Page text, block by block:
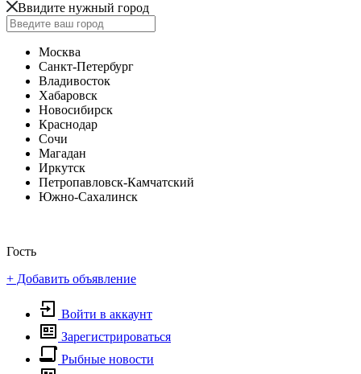
Ввидите нужный город
Москва
Санкт-Петербург
Владивосток
Хабаровск
Новосибирск
Краснодар
Сочи
Магадан
Иркутск
Петропавловск-Камчатский
Южно-Сахалинск
Гость
+ Добавить объявление
Войти в аккаунт
Зарегистрироваться
Рыбные новости